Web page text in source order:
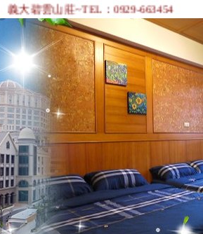
義大碧雲山莊~TEL：0929-663454